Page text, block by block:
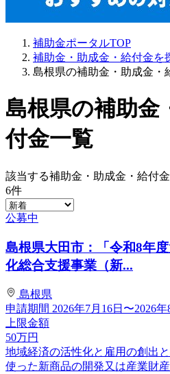
補助金ポータルTOP
補助金・助成金・給付金を
島根県の補助金・助成金・
島根県の補助金
付金一覧
該当する補助金・助成金・給付金
6件
公募中
島根県大田市：「令和8年
化総合支援事業（新...
島根県
申請期間 2026年7月16日〜2026年
上限金額
50万円
地域経済の活性化と雇用の創出
使った新商品の開発又は産業財